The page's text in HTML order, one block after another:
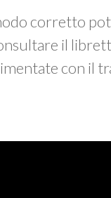
corretto
il
con